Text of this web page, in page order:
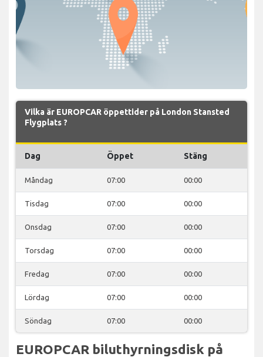
Vilka är EUROPCAR öppettider på London Stansted
Flygplats ?
Dag Öppet Stäng
Måndag 07:00 00:00
Tisdag 07:00 00:00
Onsdag 07:00 00:00
Torsdag 07:00 00:00
Fredag 07:00 00:00
Lördag 07:00 00:00
Söndag 07:00 00:00
EUROPCAR biluthyrningsdisk på